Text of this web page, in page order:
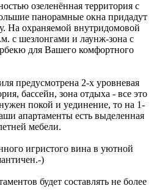
озеленённая территория с
панорамные окна придадут
На охраняемой внутридомовой
с шезлонгами и лаунж-зона с
для Вашего комфортного
предусмотрена 2-х уровневая
бассейн, зона отдыха - все это
покой и уединение, то на 1-
апартаменты есть выделенная
мебели.
игристого вина в уютной
)
будет составлять не более